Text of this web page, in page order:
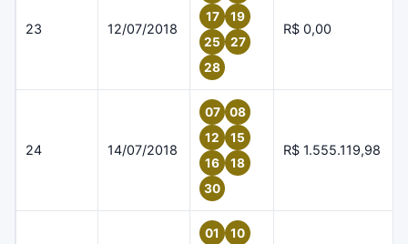
23 12/07/2018
17
19
25
27
28
R$ 0,00
24 14/07/2018
07
08
12
15
16
18
30
R$ 1.555.119,98
01
10